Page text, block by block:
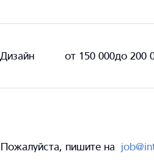
Дизайн от 150 000до 200
Пожалуйста, пишите на